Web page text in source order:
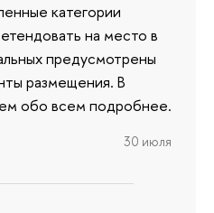
категории
на место в
предусмотрены
размещения. В
обо всем подробнее.
30 июля